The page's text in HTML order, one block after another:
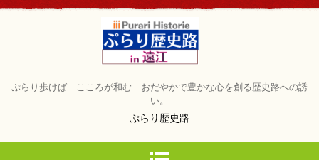
ぷらり歩けば こころが和む おだやかで豊かな心を創る歴史路への誘
い。
ぷらり歴史路